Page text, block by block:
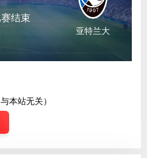
赛结束
亚特兰大
本站无关）